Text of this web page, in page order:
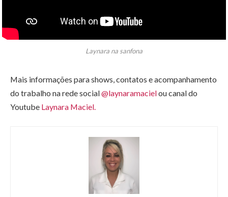
Laynara na sanfona
Mais informações para shows, contatos e acompanhamento
do trabalho na rede social@laynaramacielou canal do
Youtube Laynara Maciel.